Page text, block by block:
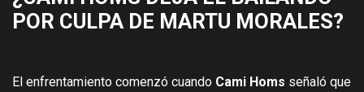
POR CULPA DE MARTU MORALES?
El enfrentamiento comenzó cuando Cami Homs señaló que